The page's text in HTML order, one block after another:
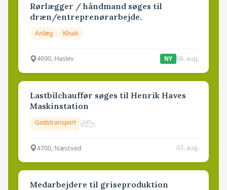
Rørlægger / håndmand søges til
dræn/entreprenørarbejde.
Anlæg Kloak
4690, Haslev NY 06. aug.
Lastbilchauffør søges til Henrik Haves
Maskinstation
Godstransport
4700, Næstved 03. aug.
Medarbejdere til griseproduktion